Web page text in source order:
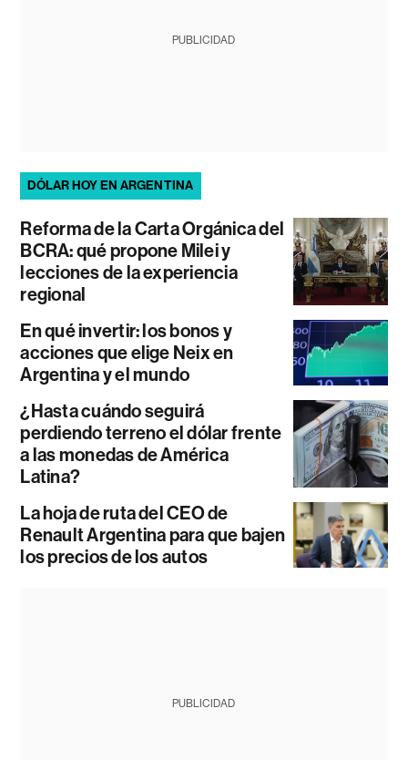
PUBLICIDAD
DÓLAR HOY EN ARGENTINA
Reforma de la Carta Orgánica del
BCRA: qué propone Milei y
lecciones de la experiencia
regional
En qué invertir: los bonos y
acciones que elige Neix en
Argentina y el mundo
¿Hasta cuándo seguirá
perdiendo terreno el dólar frente
a las monedas de América
Latina?
La hoja de ruta del CEO de
Renault Argentina para que bajen
los precios de los autos
PUBLICIDAD